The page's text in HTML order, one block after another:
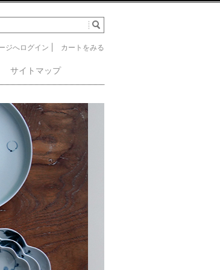
ジへログイン カートをみる
サイトマップ